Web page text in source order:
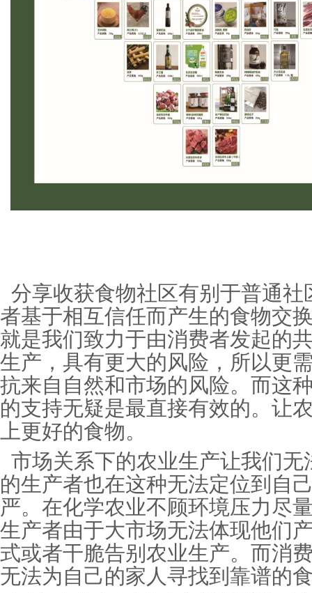
分享收获食物社区有别于普通
者基于相互信任而产生的食物交
就是我们致力于由消费者发起的
生产，具有更大的风险，所以更
抗来自自然和市场的风险。而这
的支持无疑是最直接有效的。让
上更好的食物。
市场关系下的农业生产让我们
的生产者也在这种无法定位到自
严。在化学农业不顾环境压力尽
生产者由于大市场无法体现他们
式或者干脆告别农业生产。而消
无法为自己的家人寻找到靠谱的